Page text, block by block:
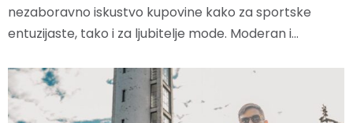
nezaboravno iskustvo kupovine kako za sportske
entuzijaste, tako i za ljubitelje mode. Moderan i…